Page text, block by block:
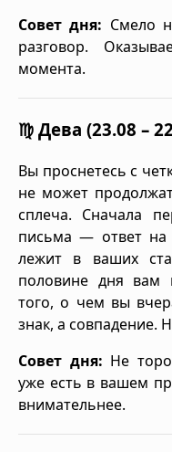
Совет дня: Смело
разговор.
момента.
♍ Дева (23.08 –
Вы проснетесь с
не может
сплеча. Сначала
письма — ответ на
лежит в ваших
половине дня вам
того, о чем вы
знак, а совпадение.
Совет дня: Не
уже есть в вашем
внимательнее.